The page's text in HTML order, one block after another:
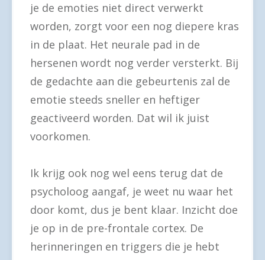
je de emoties niet direct verwerkt
worden, zorgt voor een nog diepere kras
in de plaat. Het neurale pad in de
hersenen wordt nog verder versterkt. Bij
de gedachte aan die gebeurtenis zal de
emotie steeds sneller en heftiger
geactiveerd worden. Dat wil ik juist
voorkomen.
Ik krijg ook nog wel eens terug dat de
psycholoog aangaf, je weet nu waar het
door komt, dus je bent klaar. Inzicht doe
je op in de pre-frontale cortex. De
herinneringen en triggers die je hebt